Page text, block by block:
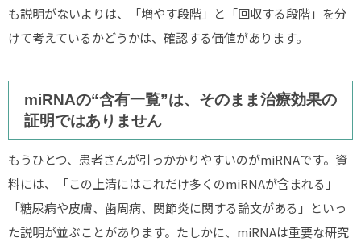
も説明がないよりは、「増やす段階」と「回収する段階」を分
けて考えているかどうかは、確認する価値があります。
miRNAの“含有一覧”は、そのまま治療効果の
証明ではありません
もうひとつ、患者さんが引っかかりやすいのがmiRNAです。資
料には、「この上清にはこれだけ多くのmiRNAが含まれる」
「糖尿病や皮膚、歯周病、関節炎に関する論文がある」といっ
た説明が並ぶことがあります。たしかに、miRNAは重要な研究